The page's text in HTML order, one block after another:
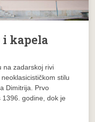
i kapela
na zadarskoj rivi
stilu
Dimitrija. Prvo
godine, dok je